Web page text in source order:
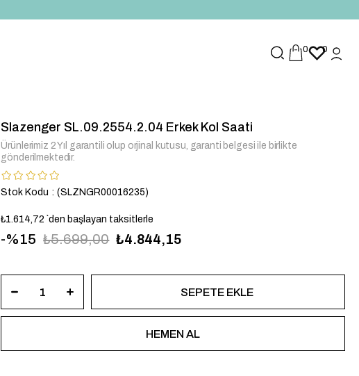
0 0
Slazenger SL.09.2554.2.04 Erkek Kol Saati
Ürünlerimiz 2 Yıl garantili olup orjinal kutusu, garanti belgesi ile birlikte
gönderilmektedir.
Stok Kodu (SLZNGR00016235)
₺1.614,72 `den başlayan taksitlerle
15 ₺5.699,00 ₺4.844,15